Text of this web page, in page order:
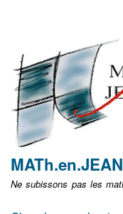
non
identifié
Ne subissons pas les